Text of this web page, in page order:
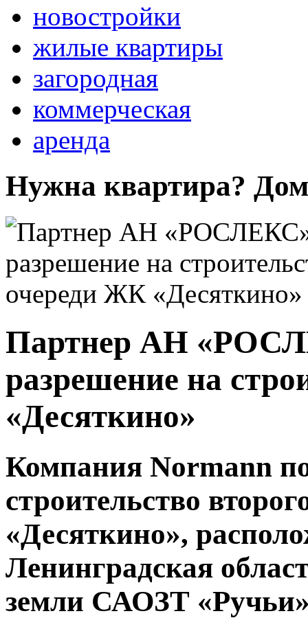
новостройки
жилые квартиры
загородная
коммерческая
аренда
Нужна квартира?
Партнер АН
разрешение на
«Десяткино»
Компания Normann
строительство
«Десяткино»,
Ленинградская
земли САОЗТ